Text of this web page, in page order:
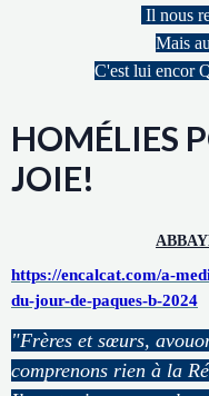
Il nous
Mais
C'est lui encor
HOMÉLIES
JOIE!
https://encalcat.com/a-
du-jour-de-paques-b-2024
"Frères et sœurs,
comprenons rien à la